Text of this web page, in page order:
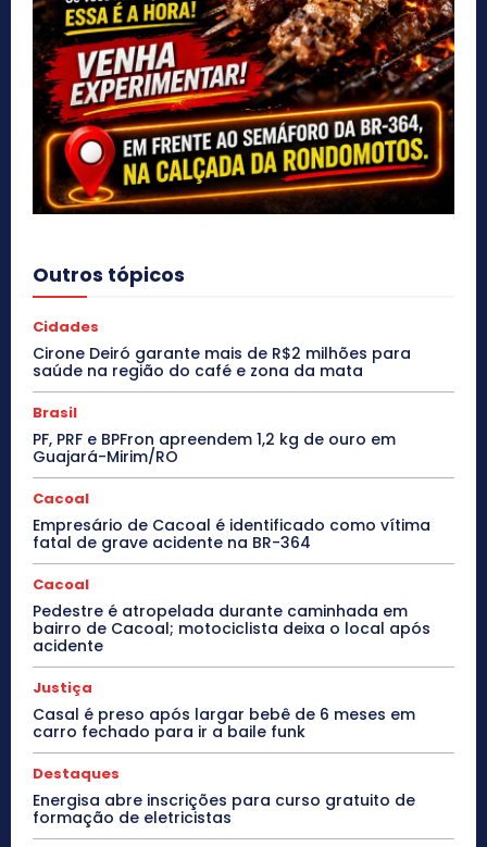
Outros tópicos
Cidades
Cirone Deiró garante mais de R$2 milhões para
saúde na região do café e zona da mata
Brasil
PF, PRF e BPFron apreendem 1,2 kg de ouro em
Guajará-Mirim/RO
Cacoal
Empresário de Cacoal é identificado como vítima
fatal de grave acidente na BR-364
Cacoal
Pedestre é atropelada durante caminhada em
bairro de Cacoal; motociclista deixa o local após
acidente
Justiça
Casal é preso após largar bebê de 6 meses em
carro fechado para ir a baile funk
Destaques
Energisa abre inscrições para curso gratuito de
formação de eletricistas